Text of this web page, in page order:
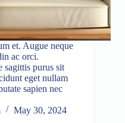
et. Augue neque
ac orci.
sagittis purus sit
eget nullam
sapien nec
May 30, 2024